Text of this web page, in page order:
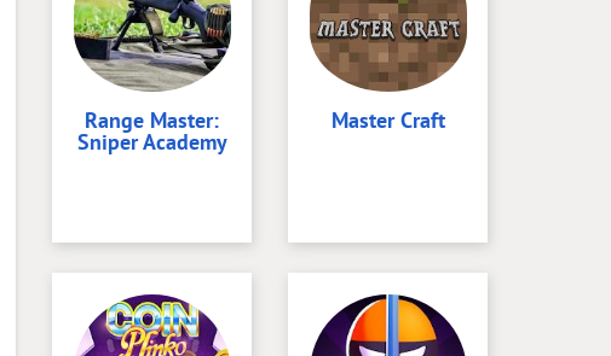
Range Master:
Sniper Academy
Master Craft